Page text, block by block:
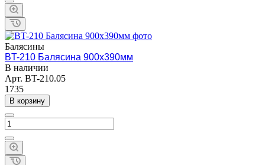
Балясины
BT-210 Балясина 900х390мм
В наличии
Арт. BT-210.05
1735
В корзину